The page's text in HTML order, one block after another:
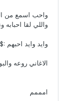
واحب اسمع من
واللي لقا احبابه
وايد وايد احبهم :$
الاغاني روعه
امممم